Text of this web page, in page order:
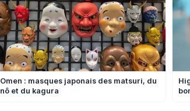
Omen : masques japonais des matsuri, du
nô et du kagura